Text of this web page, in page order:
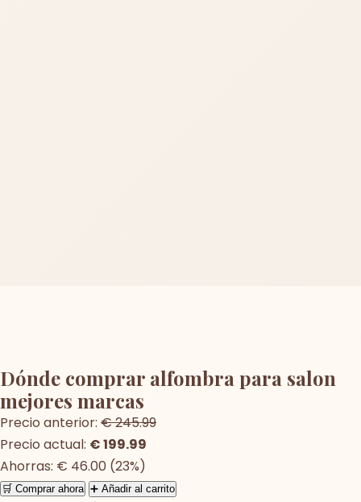
Dónde comprar alfombra para salon
mejores marcas
Precio anterior: € 245.99
Precio actual: € 199.99
Ahorras: € 46.00 (23%)
🛒 Comprar ahora ➕ Añadir al carrito